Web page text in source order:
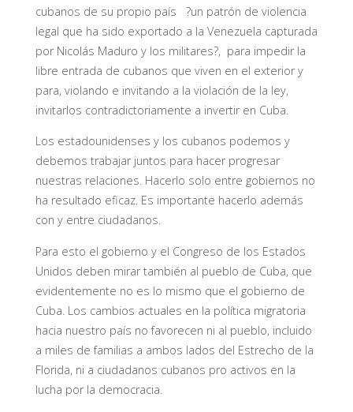
cubanos de su propio país ?un patrón de violencia
legal que ha sido exportado a la Venezuela capturada
por Nicolás Maduro y los militares?, para impedir la
libre entrada de cubanos que viven en el exterior y
para, violando e invitando a la violación de la ley,
invitarlos contradictoriamente a invertir en Cuba.
Los estadounidenses y los cubanos podemos y
debemos trabajar juntos para hacer progresar
nuestras relaciones. Hacerlo solo entre gobiernos no
ha resultado eficaz. Es importante hacerlo además
con y entre ciudadanos.
Para esto el gobierno y el Congreso de los Estados
Unidos deben mirar también al pueblo de Cuba, que
evidentemente no es lo mismo que el gobierno de
Cuba. Los cambios actuales en la política migratoria
hacia nuestro país no favorecen ni al pueblo, incluido
a miles de familias a ambos lados del Estrecho de la
Florida, ni a ciudadanos cubanos pro activos en la
lucha por la democracia.